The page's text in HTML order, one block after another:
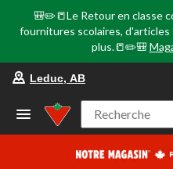
🎒✏️📒Le Retour en classe
fournitures scolaires,
plus.📒✏️🎒
Leduc, AB
Recherche